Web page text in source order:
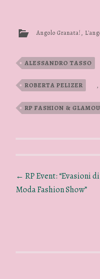
Angolo Granata!,
ALESSANDRO TASSO
ROBERTA PELIZER ,
RP FASHION &
← RP Event: “Evasioni di
Moda Fashion Show”